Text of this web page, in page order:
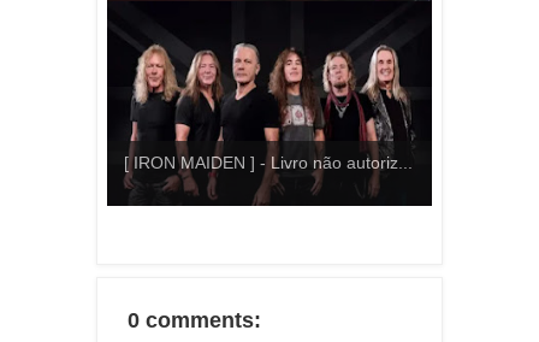
[ IRON MAIDEN ] - Livro não autoriz...
0 comments: